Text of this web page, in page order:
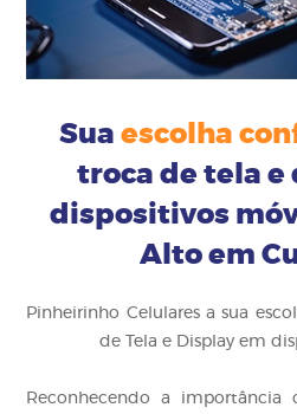
Sua escolha
troca de tela e
dispositivos
Alto em
Pinheirinho Celulares a sua
de Tela e Display em
Reconhecendo a